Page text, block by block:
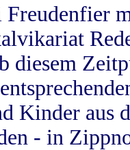
Freudenfier
diesem
Kinder aus
- in